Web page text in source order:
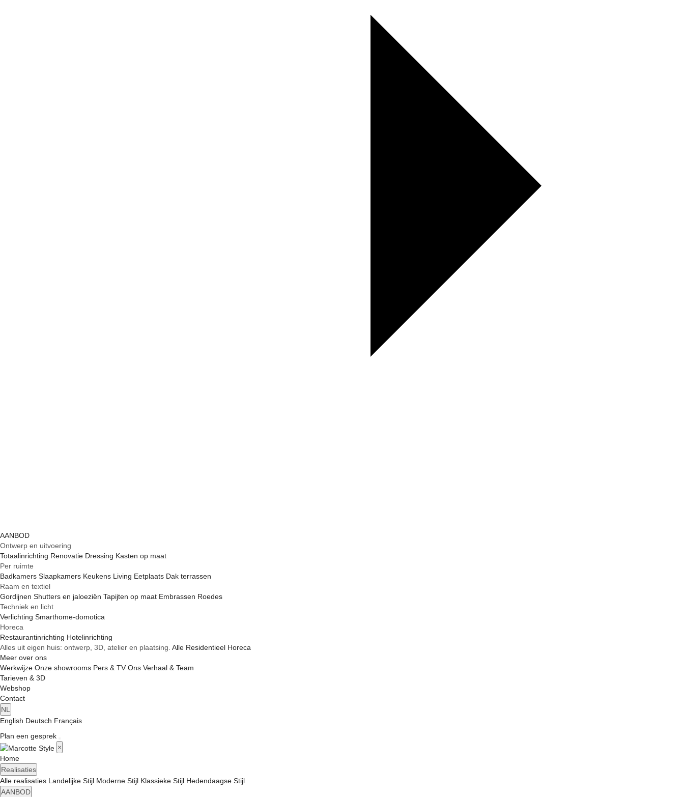
AANBOD
Ontwerp en uitvoering
Totaalinrichting Renovatie Dressing Kasten op maat
Per ruimte
Badkamers Slaapkamers Keukens Living Eetplaats Dak terrassen
Raam en textiel
Gordijnen Shutters en jaloeziën Tapijten op maat Embrassen Roedes
Techniek en licht
Verlichting Smarthome-domotica
Horeca
Restaurantinrichting Hotelinrichting
Alles uit eigen huis: ontwerp, 3D, atelier en plaatsing. Alle Residentieel Horeca
Meer over ons
Werkwijze Onze showrooms Pers & TV Ons Verhaal & Team
Tarieven & 3D
Webshop
Contact
NL
English Deutsch Français
Plan een gesprek
×
Home
Realisaties
Alle realisaties Landelijke Stijl Moderne Stijl Klassieke Stijl Hedendaagse Stijl
AANBOD